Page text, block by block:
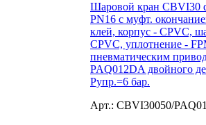
Шаровой кран CBVI30
PN16 с муфт.
клей, корпус - CPVC,
CPVC, уплотнение -
пневматическим
PAQ012DA двойного
Рупр.=6 бар.
Арт.: CBVI30050/